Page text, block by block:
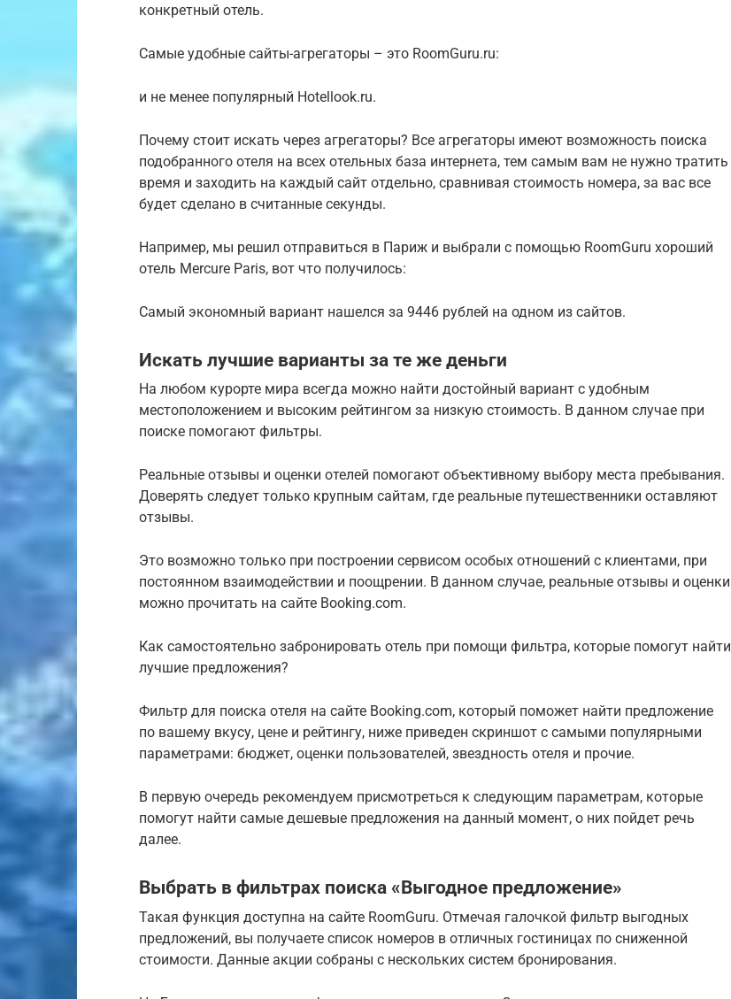
конкретный отель.
Самые удобные сайты-агрегаторы – это RoomGuru.ru:
и не менее популярный Hotellook.ru.
Почему стоит искать через агрегаторы? Все агрегаторы имеют возможность поиска
подобранного отеля на всех отельных база интернета, тем самым вам не нужно тратить
время и заходить на каждый сайт отдельно, сравнивая стоимость номера, за вас все
будет сделано в считанные секунды.
Например, мы решил отправиться в Париж и выбрали с помощью RoomGuru хороший
отель Mercure Paris, вот что получилось:
Самый экономный вариант нашелся за 9446 рублей на одном из сайтов.
Искать лучшие варианты за те же деньги
На любом курорте мира всегда можно найти достойный вариант с удобным
местоположением и высоким рейтингом за низкую стоимость. В данном случае при
поиске помогают фильтры.
Реальные отзывы и оценки отелей помогают объективному выбору места пребывания.
Доверять следует только крупным сайтам, где реальные путешественники оставляют
отзывы.
Это возможно только при построении сервисом особых отношений с клиентами, при
постоянном взаимодействии и поощрении. В данном случае, реальные отзывы и оценки
можно прочитать на сайте Booking.com.
Как самостоятельно забронировать отель при помощи фильтра, которые помогут найти
лучшие предложения?
Фильтр для поиска отеля на сайте Booking.com, который поможет найти предложение
по вашему вкусу, цене и рейтингу, ниже приведен скриншот с самыми популярными
параметрами: бюджет, оценки пользователей, звездность отеля и прочие.
В первую очередь рекомендуем присмотреться к следующим параметрам, которые
помогут найти самые дешевые предложения на данный момент, о них пойдет речь
далее.
Выбрать в фильтрах поиска «Выгодное предложение»
Такая функция доступна на сайте RoomGuru. Отмечая галочкой фильтр выгодных
предложений, вы получаете список номеров в отличных гостиницах по сниженной
стоимости. Данные акции собраны с нескольких систем бронирования.